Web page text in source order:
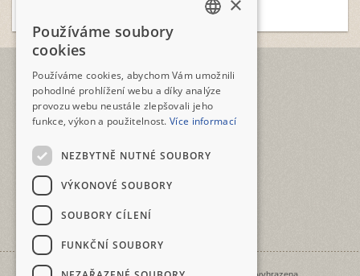
TELEFON
+420 2573 12345
E-MAIL
Šeříková 10
ČESKO • CZECHIA • ČEŠKA
Používáme soubory
cookies
Používáme cookies, abychom Vám umožnili
pohodlné prohlížení webu a díky analýze
provozu webu neustále zlepšovali jeho
funkce, výkon a použitelnost.Více informací
NEZBYTNĚ NUTNÉ SOUBORY
VÝKONOVÉ SOUBORY
SOUBORY CÍLENÍ
FUNKČNÍ SOUBORY